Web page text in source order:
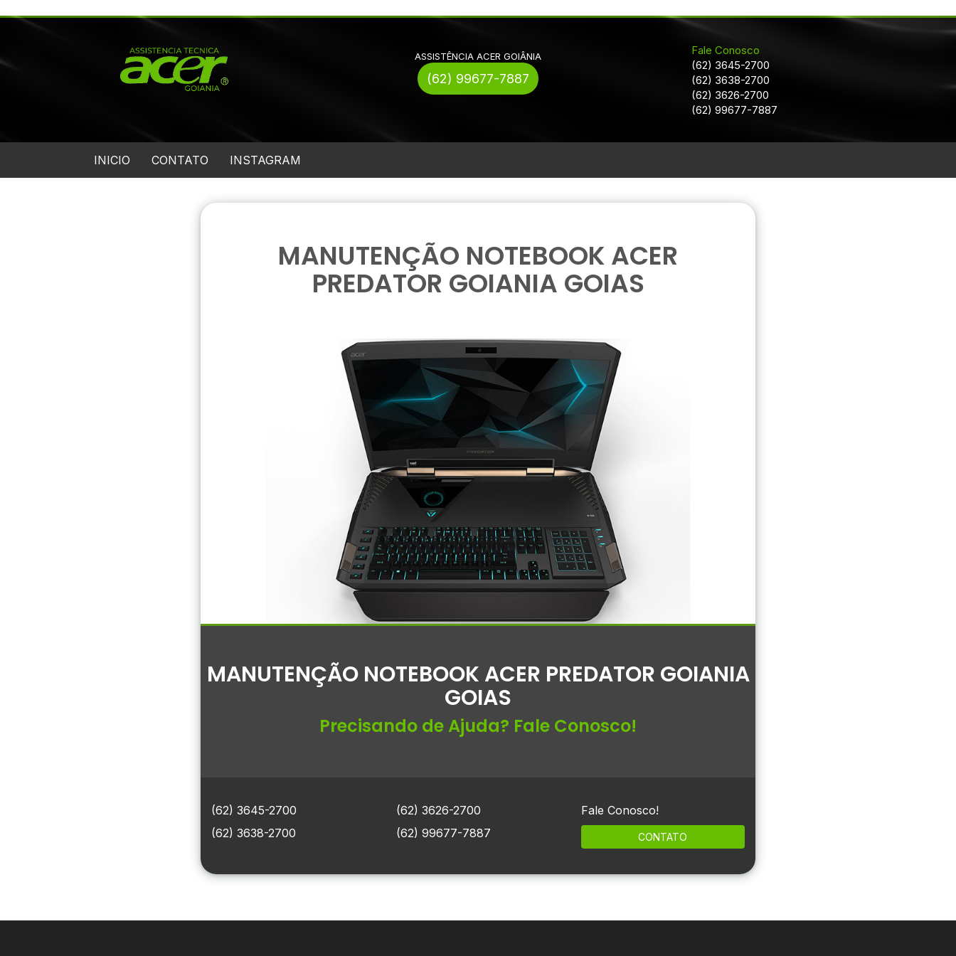
ASSISTÊNCIA ACER GOIÂNIA
(62) 99677-7887
Fale Conosco
(62) 3645-2700
(62) 3638-2700
(62) 3626-2700
(62) 99677-7887
INICIO CONTATO INSTAGRAM
MANUTENÇÃO NOTEBOOK ACER
PREDATOR GOIANIA GOIAS
MANUTENÇÃO NOTEBOOK ACER PREDATOR GOIANIA
GOIAS
Precisando de Ajuda? Fale Conosco!
(62) 3645-2700
(62) 3638-2700
(62) 3626-2700
(62) 99677-7887
Fale Conosco!
CONTATO